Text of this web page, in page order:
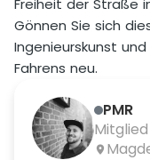
Freiheit der Straße
Gönnen Sie sich
Ingenieurskunst
Fahrens neu.
PMR